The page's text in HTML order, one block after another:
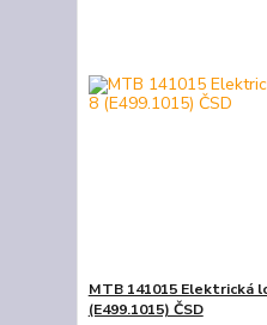
MTB 141015 Elektrická
(E499.1015) ČSD